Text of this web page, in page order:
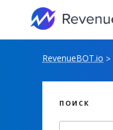
Перейти
содержимому
RevenueBOT.io >
ПОИСК